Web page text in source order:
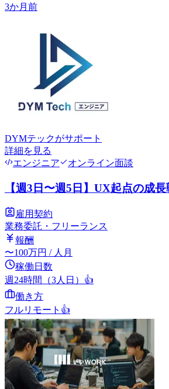
3か月前
DYMテックがサポート
詳細を見る
エンジニア
オンライン面談
【週3日〜週5日】UX起点の成
雇用契約
業務委託・フリーランス
報酬
〜100万円 / 人月
稼働日数
週24時間（3人日） 👍
働き方
フルリモート 👍